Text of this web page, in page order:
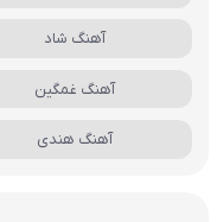
آهنگ شاد
آهنگ غمگین
آهنگ هندی